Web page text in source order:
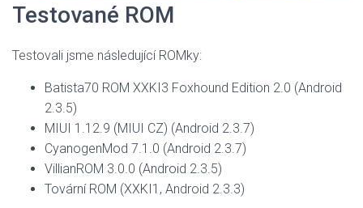
Testované ROM
Testovali jsme následující ROMky:
Batista70 ROM XXKI3 Foxhound Edition 2.0 (Android
2.3.5)
MIUI 1.12.9 (MIUI CZ) (Android 2.3.7)
CyanogenMod 7.1.0 (Android 2.3.7)
VillianROM 3.0.0 (Android 2.3.5)
Tovární ROM (XXKI1, Android 2.3.3)